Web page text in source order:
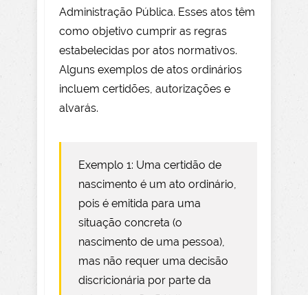
Administração Pública. Esses atos têm
como objetivo cumprir as regras
estabelecidas por atos normativos.
Alguns exemplos de atos ordinários
incluem certidões, autorizações e
alvarás.
Exemplo 1: Uma certidão de
nascimento é um ato ordinário,
pois é emitida para uma
situação concreta (o
nascimento de uma pessoa),
mas não requer uma decisão
discricionária por parte da